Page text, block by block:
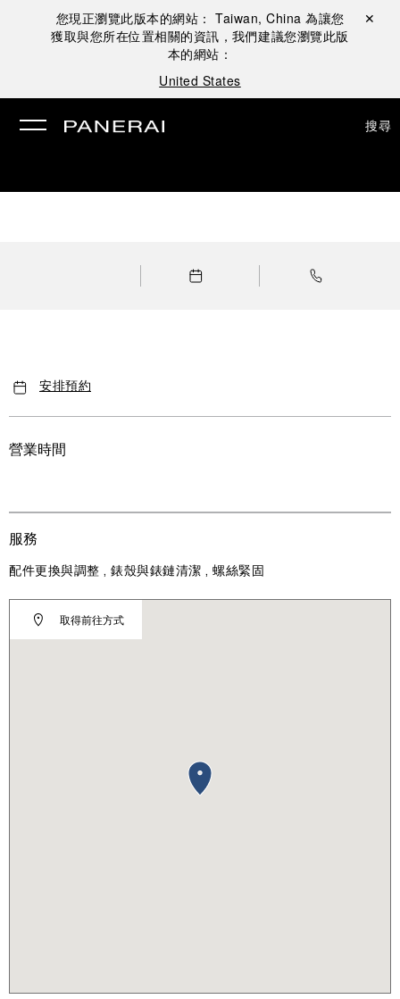
您現正瀏覽此版本的網站： Taiwan, China 為讓您
獲取與您所在位置相關的資訊，我們建議您瀏覽此版
本的網站：
United States
關閉 ✕
搜尋
安排預約
營業時間
取得前往方式
服務
配件更換與調整 , 錶殼與錶鏈清潔 , 螺絲緊固